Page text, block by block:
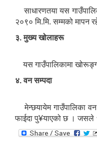
साधारणतया यस
२०९० मि.मि. सम्मको मापन
३. मुख्य खोलाहरू
यस गाउँपालिकामा
४. वन सम्पदा
मेन्छयायेम गाउँपालिका
फाईदा पु¥याएको छ । जसले